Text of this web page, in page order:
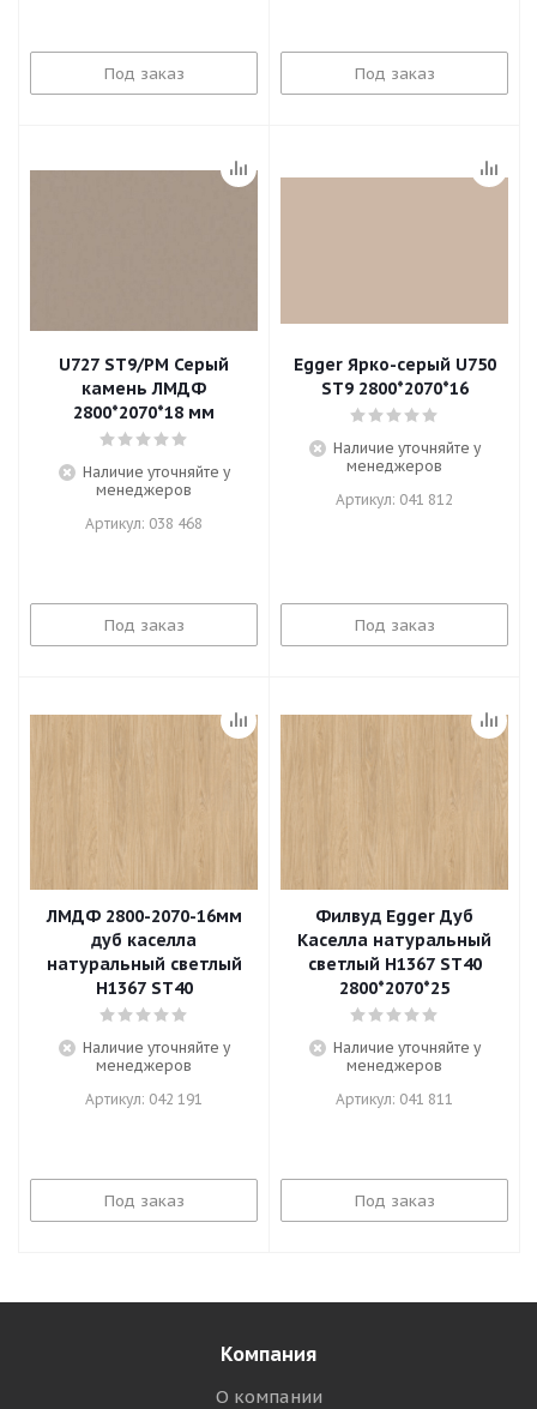
Под заказ Под заказ
U727 ST9/PM Серый
камень ЛМДФ
2800*2070*18 мм
Наличие уточняйте у
менеджеров
Артикул: 038 468
Под заказ
Egger Ярко-серый U750
ST9 2800*2070*16
Наличие уточняйте у
менеджеров
Артикул: 041 812
Под заказ
ЛМДФ 2800-2070-16мм
дуб каселла
натуральный светлый
H1367 ST40
Наличие уточняйте у
менеджеров
Артикул: 042 191
Под заказ
Филвуд Egger Дуб
Каселла натуральный
светлый H1367 ST40
2800*2070*25
Наличие уточняйте у
менеджеров
Артикул: 041 811
Под заказ
Компания
О компании